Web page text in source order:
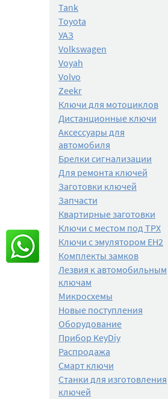
Tank
Toyota
УАЗ
Volkswagen
Voyah
Volvo
Zeekr
Ключи для мотоциклов
Дистанционные ключи
Аксессуары для
автомобиля
Брелки сигнализации
Для ремонта ключей
Заготовки ключей
Запчасти
Квартирные заготовки
Ключи с местом под TPX
Ключи с эмулятором EH2
Комплекты замков
Лезвия к автомобильным
ключам
Микросхемы
Новые поступления
Оборудование
Прибор KeyDiy
Распродажа
Смарт ключи
Станки для изготовления
ключей